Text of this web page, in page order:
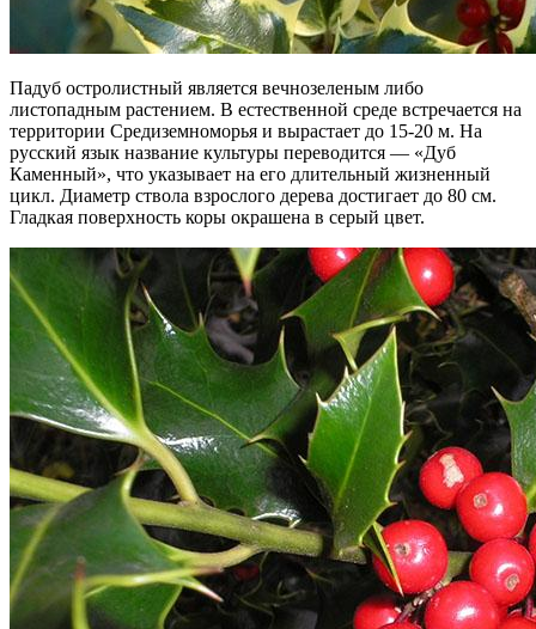
Падуб остролистный является вечнозеленым либо
листопадным растением. В естественной среде встречается на
территории Средиземноморья и вырастает до 15-20 м. На
русский язык название культуры переводится — «Дуб
Каменный», что указывает на его длительный жизненный
цикл. Диаметр ствола взрослого дерева достигает до 80 см.
Гладкая поверхность коры окрашена в серый цвет.